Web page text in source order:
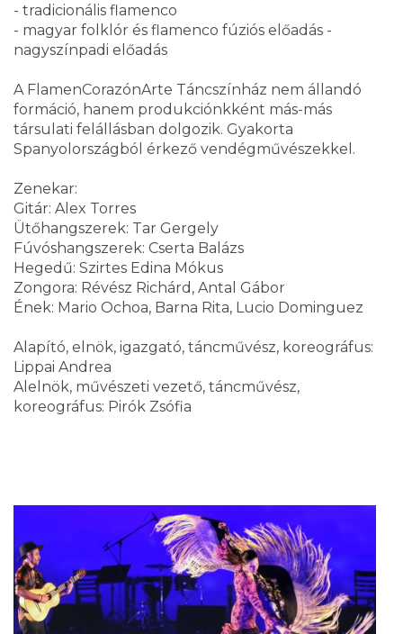
- tradicionális flamenco
- magyar folklór és flamenco fúziós előadás -
nagyszínpadi előadás
A FlamenCorazónArte Táncszínház nem állandó
formáció, hanem produkciónkként más-más
társulati felállásban dolgozik. Gyakorta
Spanyolországból érkező vendégművészekkel.
Zenekar:
Gitár: Alex Torres
Ütőhangszerek: Tar Gergely
Fúvóshangszerek: Cserta Balázs
Hegedű: Szirtes Edina Mókus
Zongora: Révész Richárd, Antal Gábor
Ének: Mario Ochoa, Barna Rita, Lucio Dominguez
Alapító, elnök, igazgató, táncművész, koreográfus:
Lippai Andrea
Alelnök, művészeti vezető, táncművész,
koreográfus: Pirók Zsófia